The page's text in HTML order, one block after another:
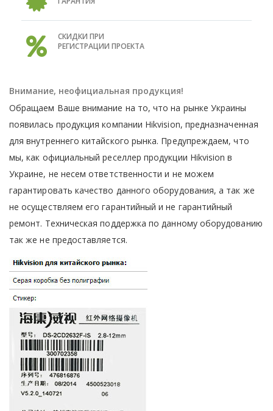
СКИДКИ ПРИ
РЕГИСТРАЦИИ ПРОЕКТА
Внимание, неофициальная продукция!
Обращаем Ваше внимание на то, что на рынке Украины
появилась продукция компании Hikvision, предназначенная
для внутреннего китайского рынка. Предупреждаем, что
мы, как официальный реселлер продукции Hikvision в
Украине, не несем ответственности и не можем
гарантировать качество данного оборудования, а так же
не осуществляем его гарантийный и не гарантийный
ремонт. Техническая поддержка по данному оборудованию
так же не предоставляется.